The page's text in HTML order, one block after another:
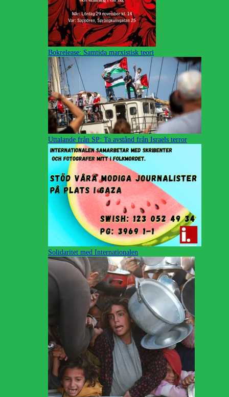
Bokrelease: Samtida marxistisk teori
Uttalande från SP: Ta avstånd från Israels terror
Solidaritet med Internationalen